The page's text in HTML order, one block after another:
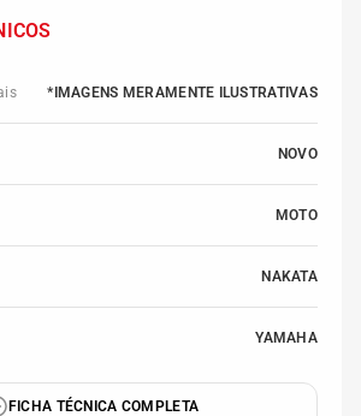
*IMAGENS MERAMENTE ILUSTRATIVAS
NOVO
MOTO
NAKATA
YAMAHA
FICHA TÉCNICA COMPLETA